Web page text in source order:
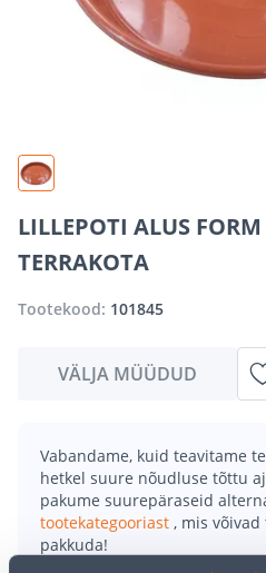
LILLEPOTI ALUS
TERRAKOTA
Tootekood: 101845
VÄLJA MÜÜDUD
Vabandame, kuid teavitame
hetkel suure nõudluse tõttu
pakume suurepäraseid
tootekategooriast , mis
pakkuda!